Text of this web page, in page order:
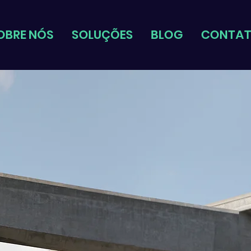
NÓS SOLUÇÕES BLOG